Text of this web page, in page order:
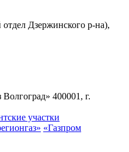
Дзержинского р-на),
400001, г.
участки
«Газпром